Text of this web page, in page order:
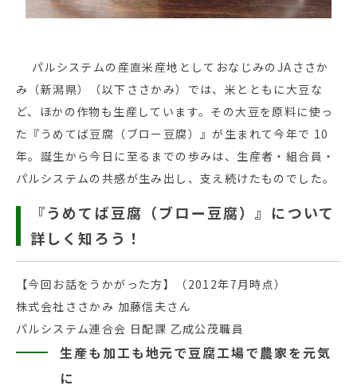
パルシステムの産直米産地としておなじみのJAささか
み（新潟県）（以下ささかみ）では、米とともに大豆な
ど、ほかの作物も生産しています。その大豆を原料に使っ
た『うめてば豆腐（ブロー豆腐）』が生まれて今年で 10
年。誕生から今日に至るまでの歩みは、生産者・組合員・
パルシステムの共感が生み出し、支え続けたものでした。
『うめてば豆腐（ブロー豆腐）』について
詳しく知ろう！
【今回お話をうかがった方】（2012年7月時点）
株式会社ささかみ 加藤信夫さん
パルシステム連合会 日配課 乙成公茂職員
生産も加工も地元で豆腐工場で農家を元気
に